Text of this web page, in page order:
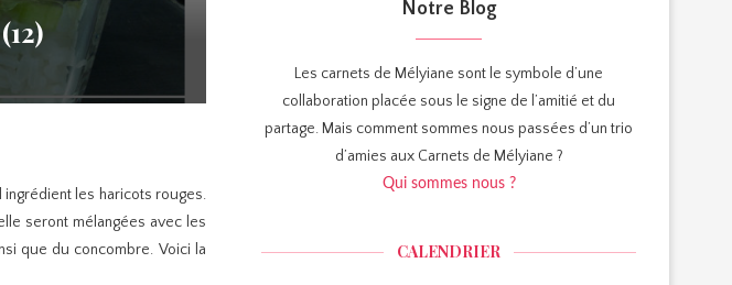
les haricots rouges.
seront mélangées avec les
que du concombre. Voici la
Notre Blog
Les carnets de Mélyiane sont le symbole d’une
collaboration placée sous le signe de l’amitié et du
partage. Mais comment sommes nous passées d’un trio
d’amies aux Carnets de Mélyiane ?
Qui sommes nous ?
CALENDRIER